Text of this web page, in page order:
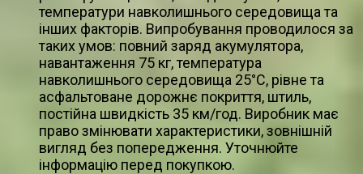
температури навколишнього середовища та
інших факторів. Випробування проводилося за
таких умов: повний заряд акумулятора,
навантаження 75 кг, температура
навколишнього середовища 25°C, рівне та
асфальтоване дорожнє покриття, штиль,
постійна швидкість 35 км/год. Виробник має
право змінювати характеристики, зовнішній
вигляд без попередження. Уточнюйте
інформацію перед покупкою.